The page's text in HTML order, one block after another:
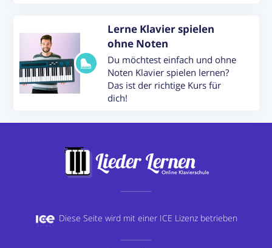
Lerne Klavier spielen
ohne Noten
Du möchtest einfach und ohne
Noten Klavier spielen lernen?
Das ist der richtige Kurs für
dich!
Diese Seite wird mit einer ICE Lizenz betrieben